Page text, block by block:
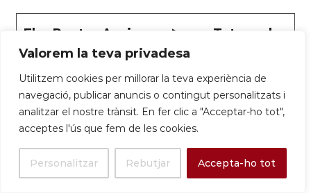
Valorem la teva privadesa
Utilitzem cookies per millorar la teva experiència de
navegació, publicar anuncis o contingut personalitzats i
analitzar el nostre trànsit. En fer clic a "Acceptar-ho tot",
acceptes l'ús que fem de les cookies.
Personalitzar Rebutjar Accepta-ho tot
El Punt Avui – ▷ Totes les
necrològiques de Sant Boi de
Llobregat
Totes les necrològiques de Sant Boi de Llobregat
comiats.